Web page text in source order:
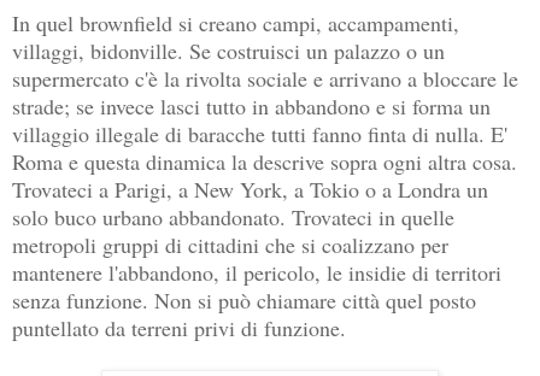
In quel brownfield si creano campi, accampamenti,
villaggi, bidonville. Se costruisci un palazzo o un
supermercato c'è la rivolta sociale e arrivano a bloccare le
strade; se invece lasci tutto in abbandono e si forma un
villaggio illegale di baracche tutti fanno finta di nulla. E'
Roma e questa dinamica la descrive sopra ogni altra cosa.
Trovateci a Parigi, a New York, a Tokio o a Londra un
solo buco urbano abbandonato. Trovateci in quelle
metropoli gruppi di cittadini che si coalizzano per
mantenere l'abbandono, il pericolo, le insidie di territori
senza funzione. Non si può chiamare città quel posto
puntellato da terreni privi di funzione.